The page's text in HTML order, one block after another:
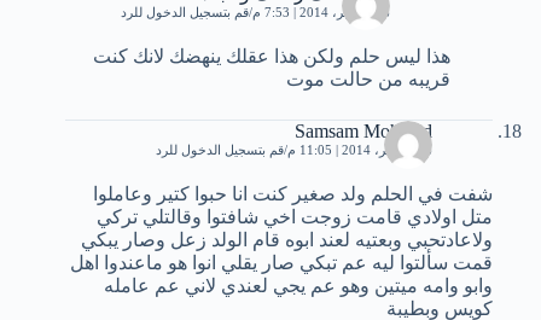
26 نوفمبر، 2014 | 7:53 م قم بتسجيل الدخول للرد
هذا ليس حلم ولكن هذا عقلك ينهضك لانك كنت
قريبه من حالت موت
Samsam Mohmad
26 نوفمبر، 2014 | 11:05 م قم بتسجيل الدخول للرد
شفت في الحلم ولد صغير كنت انا حبوا كتير وعاملوا
متل اوﻻدي قامت زوجت اخي شافتوا وقالتلي تركي
وﻻعادتحبي وبعتيه لعند ابوه قام الولد زعل وصار يبكي
قمت سألتوا ليه عم تبكي صار يقلي انوا هو ماعندوا اهل
وابو وامه ميتين وهو عم يجي لعندي ﻻني عم عامله
كويس وبطيبة